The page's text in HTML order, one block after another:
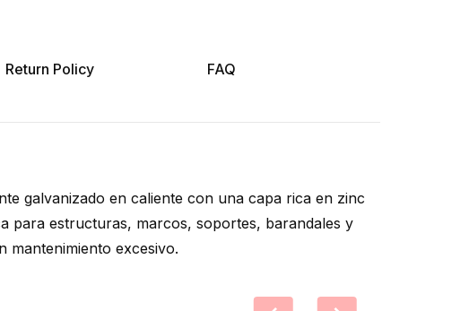
Return Policy FAQ
galvanizado en caliente con una capa rica en zinc
para estructuras, marcos, soportes, barandales y
mantenimiento excesivo.